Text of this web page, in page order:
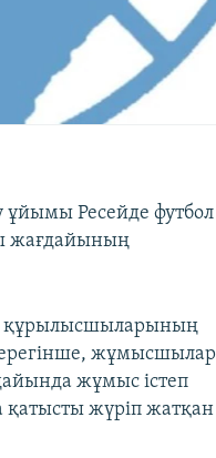
ұйымы Ресейде футбол
жағдайының
құрылысшыларының
жұмысшылар
жұмыс істеп
жүріп жатқан